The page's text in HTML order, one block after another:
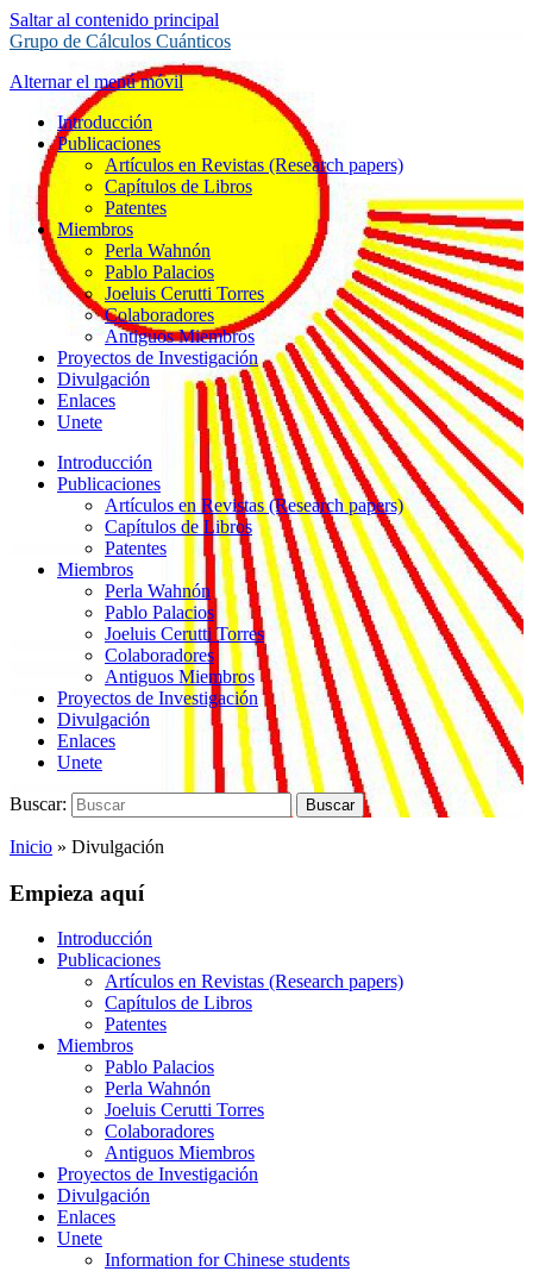
Saltar al contenido principal
Grupo de Cálculos Cuánticos
Alternar el menú móvil
Introducción
Publicaciones
Artículos en Revistas (Research papers)
Capítulos de Libros
Patentes
Miembros
Perla Wahnón
Pablo Palacios
Joeluis Cerutti Torres
Colaboradores
Antiguos Miembros
Proyectos de Investigación
Divulgación
Enlaces
Unete
Introducción
Publicaciones
Artículos en Revistas (Research papers)
Capítulos de Libros
Patentes
Miembros
Perla Wahnón
Pablo Palacios
Joeluis Cerutti Torres
Colaboradores
Antiguos Miembros
Proyectos de Investigación
Divulgación
Enlaces
Unete
Buscar: Buscar
Inicio » Divulgación
Empieza aquí
Introducción
Publicaciones
Artículos en Revistas (Research papers)
Capítulos de Libros
Patentes
Miembros
Pablo Palacios
Perla Wahnón
Joeluis Cerutti Torres
Colaboradores
Antiguos Miembros
Proyectos de Investigación
Divulgación
Enlaces
Unete
Information for Chinese students